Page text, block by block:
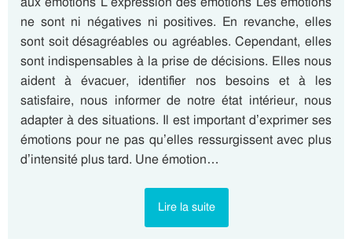
ne sont ni négatives ni positives. En revanche, elles
sont soit désagréables ou agréables. Cependant, elles
sont indispensables à la prise de décisions. Elles nous
aident à évacuer, identifier nos besoins et à les
satisfaire, nous informer de notre état intérieur, nous
adapter à des situations. Il est important d’exprimer ses
émotions pour ne pas qu’elles ressurgissent avec plus
d’intensité plus tard. Une émotion…
Lire la suite